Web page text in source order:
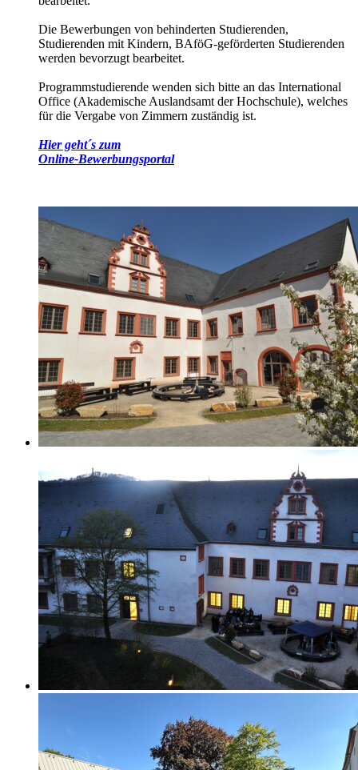
Die Bewerbungen von behinderten Studierenden,
Studierenden mit Kindern, BAföG-geförderten Studierenden
werden bevorzugt bearbeitet.
Programmstudierende wenden sich bitte an das International
Office (Akademische Auslandsamt der Hochschule), welches
für die Vergabe von Zimmern zuständig ist.
Hier geht´s zum
Online-Bewerbungsportal